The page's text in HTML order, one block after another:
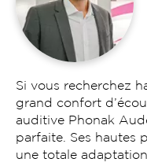
Si vous recherchez
grand confort
auditive Phonak
parfaite. Ses hautes
une totale